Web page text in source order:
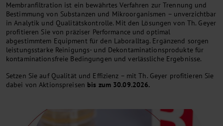
Membranfiltration ist ein bewährtes Verfahren zur Trennung und
Bestimmung von Substanzen und Mikroorganismen – unverzichtbar
in Analytik und Qualitätskontrolle. Mit den Lösungen von Th. Geyer
profitieren Sie von präziser Performance und optimal
abgestimmtem Equipment für den Laboralltag. Ergänzend sorgen
leistungsstarke Reinigungs- und Dekontaminationsprodukte für
kontaminationsfreie Bedingungen und verlässliche Ergebnisse.
Setzen Sie auf Qualität und Effizienz – mit Th. Geyer profitieren Sie
dabei von Aktionspreisen bis zum 30.09.2026.